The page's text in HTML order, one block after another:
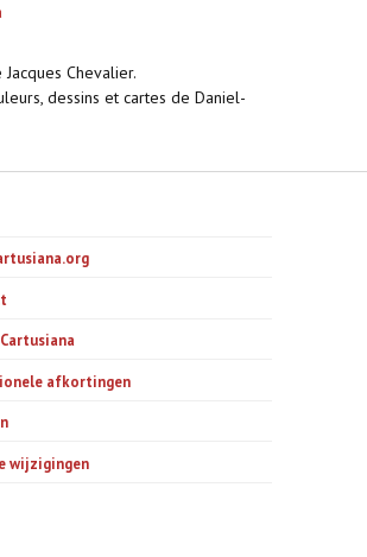
Chevalier.
dessins et cartes de Daniel-
afkortingen
wijzigingen